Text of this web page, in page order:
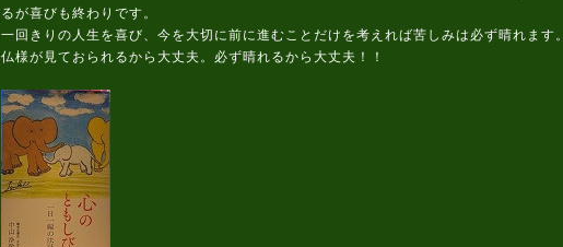
るが喜びも終わりです。
一回きりの人生を喜び、今を大切に前に進むことだけを考えれば苦しみは必ず晴れます。
仏様が見ておられるから大丈夫。必ず晴れるから大丈夫！！